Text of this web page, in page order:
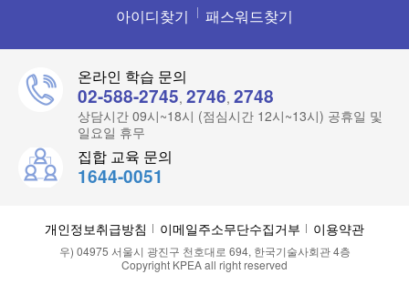
아이디찾기 패스워드찾기
온라인 학습 문의
02-588-2745, 2746, 2748
상담시간 09시~18시 (점심시간 12시~13시) 공휴일 및
일요일 휴무
집합 교육 문의
1644-0051
개인정보취급방침 이메일주소무단수집거부 이용약관
우) 04975 서울시 광진구 천호대로 694, 한국기술사회관 4층
Copyright KPEA all right reserved